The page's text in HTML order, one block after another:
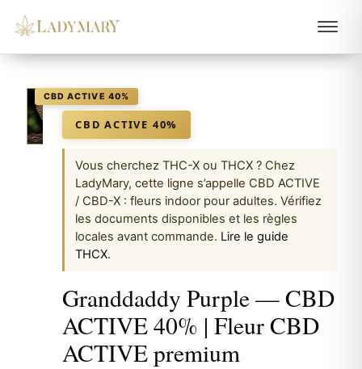
LADYMARY
CBD ACTIVE 40%
Vous cherchez THC-X ou THCX ? Chez
LadyMary, cette ligne s’appelle CBD ACTIVE
/ CBD-X : fleurs indoor pour adultes. Vérifiez
les documents disponibles et les règles
locales avant commande. Lire le guide
THCX.
Granddaddy Purple — CBD
ACTIVE 40% | Fleur CBD
ACTIVE premium